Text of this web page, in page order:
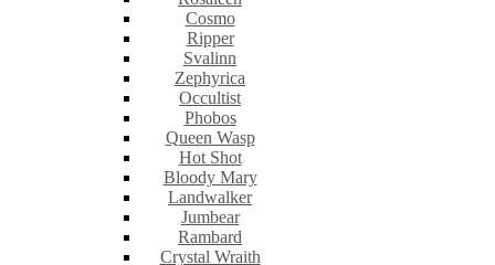
Cosmo
Ripper
Svalinn
Zephyrica
Occultist
Phobos
Queen Wasp
Hot Shot
Bloody Mary
Landwalker
Jumbear
Rambard
Crystal Wraith